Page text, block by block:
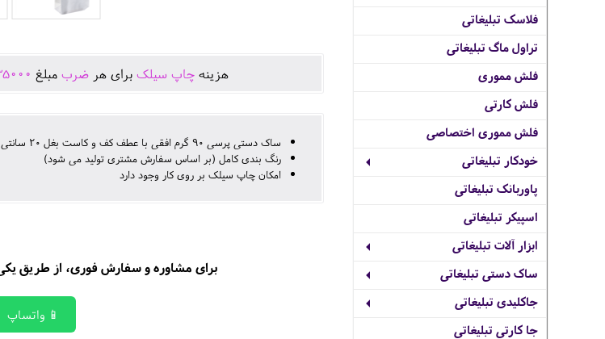
فلاسک تبلیغاتی
تراول ماگ تبلیغاتی
فلش مموری
فلش کارتی
فلش مموری اختصاصی
خودکار تبلیغاتی
پاوربانک تبلیغاتی
اسپیکر تبلیغاتی
ابزار آلات تبلیغاتی
ساک دستی تبلیغاتی
جاکلیدی تبلیغاتی
جا کارتی تبلیغاتی
هزينهچاپ سیلک برای هرضرب مبلغ
ساک دستی پرسی 90 گرم افقی با عطف کف و کاست بغل 20 سانتی
رنگ بندی کامل (بر اساس سفارش مشتری تولید می شود)
امکان چاپ سیلک بر روی کار وجود دارد
برای مشاوره و سفارش فوری، از طریق یکی
📱 واتساپ